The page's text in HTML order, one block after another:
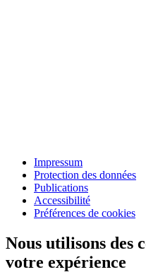
Impressum
Protection des données
Publications
Accessibilité
Préférences de cookies
Nous utilisons des
votre expérience